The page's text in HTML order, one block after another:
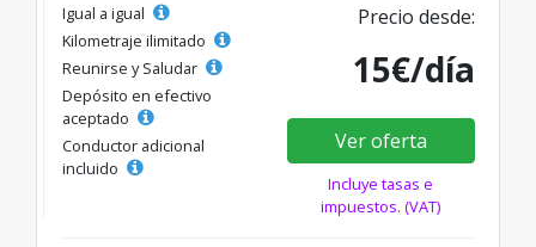
Igual a igual
Kilometraje ilimitado
Reunirse y Saludar
Depósito en efectivo
aceptado
Conductor adicional
incluido
Precio desde:
15€/día
Ver oferta
Incluye tasas e
impuestos. (VAT)